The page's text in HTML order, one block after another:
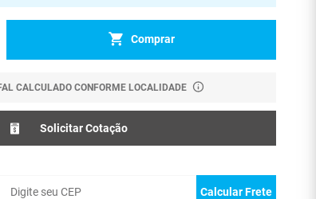
Comprar
CALCULADO CONFORME LOCALIDADE
Solicitar Cotação
Calcular Frete